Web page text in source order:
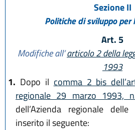
Sezione II
Politiche di sviluppo
Art. 5
Modifiche all’articolo 2 della
1993
1. Dopo il comma 2 bis
regionale 29 marzo 1993,
dell’Azienda regionale
inserito il seguente: